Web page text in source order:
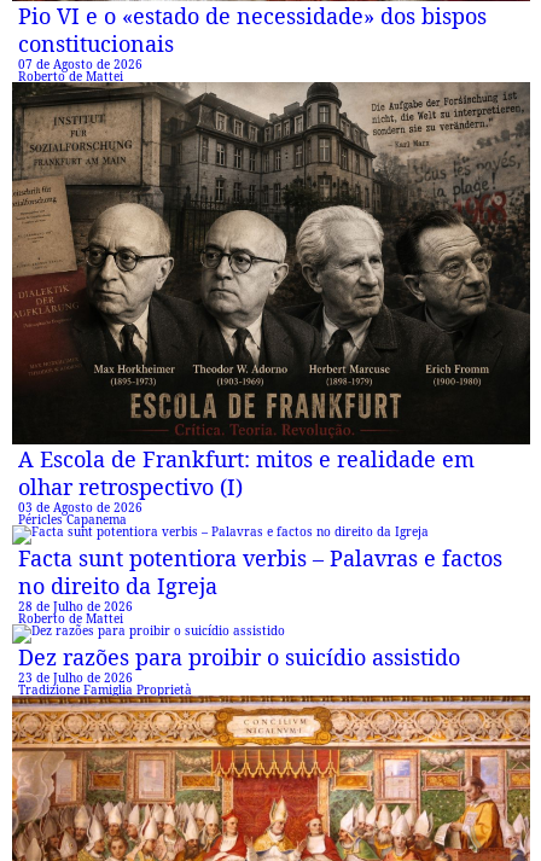
Pio VI e o «estado de necessidade» dos bispos
constitucionais
07 de Agosto de 2026
Roberto de Mattei
A Escola de Frankfurt: mitos e realidade em
olhar retrospectivo (I)
03 de Agosto de 2026
Péricles Capanema
Facta sunt potentiora verbis – Palavras e factos
no direito da Igreja
28 de Julho de 2026
Roberto de Mattei
Dez razões para proibir o suicídio assistido
23 de Julho de 2026
Tradizione Famiglia Proprietà